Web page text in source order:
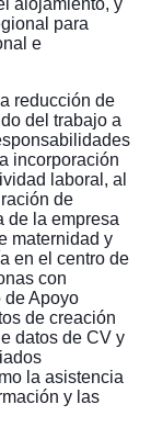
alojamiento, y
para
e
la reducción de
del trabajo a
incorporación
laboral, al
de
de la empresa
maternidad y
en el centro de
con
de Apoyo
de creación
datos de CV y
la asistencia
y las